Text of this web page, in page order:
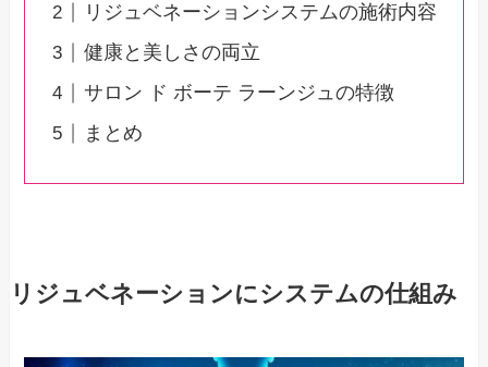
リジュベネーションシステムの施術内容
健康と美しさの両立
サロン ド ボーテ ラーンジュの特徴
まとめ
リジュベネーションにシステムの仕組み